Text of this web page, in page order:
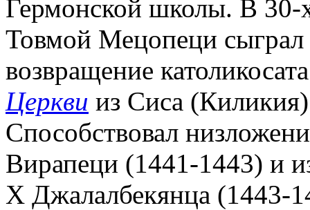
Гермонской школы. В 30-
Товмой Мецопеци
возвращение
Церкви из Сиса
Способствовал
Вирапеци (1441-1443) и
X Джалалбекянца (1443-